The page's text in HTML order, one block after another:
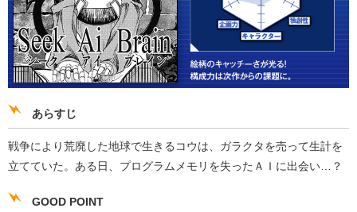
あらすじ
戦争により荒廃した地球で生きるコウは、ガラクタを売って生計を
立てていた。ある日、プログラムメモリを失ったＡＩに出会い…？
GOOD POINT